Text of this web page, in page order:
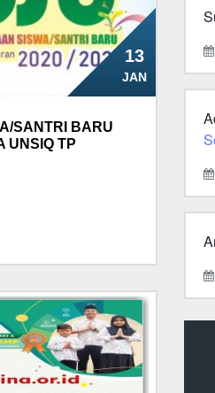
13
JAN
SANTRI BARU
UNSIQ TP